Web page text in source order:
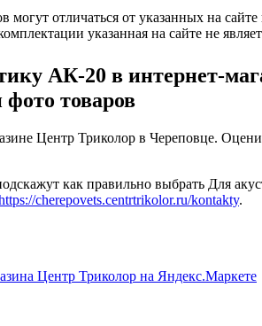
отличаться от указанных на
указанная на сайте не
АК-20 в интернет-
товаров
Центр Триколор в Череповце.
как правильно выбрать Для
cherepovets.centrtrikolor.ru/kontakty.